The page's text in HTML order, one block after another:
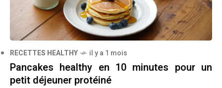
RECETTES HEALTHY il y a 1 mois
Pancakes healthy en 10 minutes pour un
petit déjeuner protéiné